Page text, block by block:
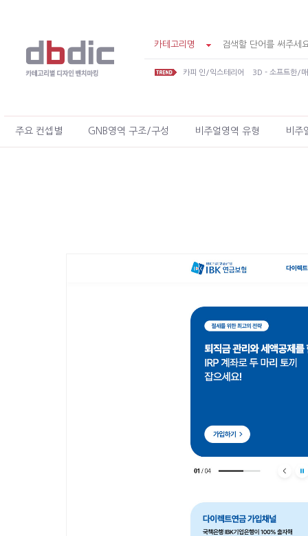
카테고리명
카피 인/익스테리어 3D - 소프트한/
주요 컨셉별 GNB영역 구조/구성 비주얼영역 유형 비주